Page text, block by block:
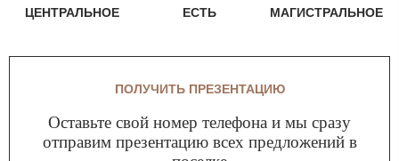
ЦЕНТРАЛЬНОЕ ЕСТЬ МАГИСТРАЛЬНОЕ
ПОЛУЧИТЬ ПРЕЗЕНТАЦИЮ
Оставьте свой номер телефона и мы сразу
отправим презентацию всех предложений в